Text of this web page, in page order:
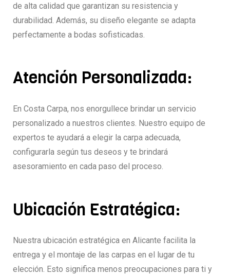
de alta calidad que garantizan su resistencia y
durabilidad. Además, su diseño elegante se adapta
perfectamente a bodas sofisticadas.
Atención Personalizada:
En Costa Carpa, nos enorgullece brindar un servicio
personalizado a nuestros clientes. Nuestro equipo de
expertos te ayudará a elegir la carpa adecuada,
configurarla según tus deseos y te brindará
asesoramiento en cada paso del proceso.
Ubicación Estratégica:
Nuestra ubicación estratégica en Alicante facilita la
entrega y el montaje de las carpas en el lugar de tu
elección. Esto significa menos preocupaciones para ti y